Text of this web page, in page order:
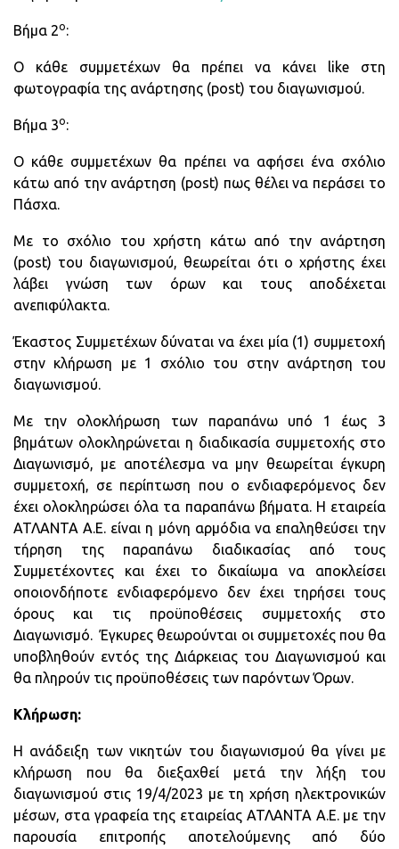
Βήμα 2ο:
Ο κάθε συμμετέχων θα πρέπει να κάνει like στη
φωτογραφία της ανάρτησης (post) του διαγωνισμού.
Βήμα 3ο:
Ο κάθε συμμετέχων θα πρέπει να αφήσει ένα σχόλιο
κάτω από την ανάρτηση (post) πως θέλει να περάσει το
Πάσχα.
Με το σχόλιο του χρήστη κάτω από την ανάρτηση
(post) του διαγωνισμού, θεωρείται ότι ο χρήστης έχει
λάβει γνώση των όρων και τους αποδέχεται
ανεπιφύλακτα.
Έκαστος Συμμετέχων δύναται να έχει μία (1) συμμετοχή
στην κλήρωση με 1 σχόλιο του στην ανάρτηση του
διαγωνισμού.
Με την ολοκλήρωση των παραπάνω υπό 1 έως 3
βημάτων ολοκληρώνεται η διαδικασία συμμετοχής στο
Διαγωνισμό, με αποτέλεσμα να μην θεωρείται έγκυρη
συμμετοχή, σε περίπτωση που ο ενδιαφερόμενος δεν
έχει ολοκληρώσει όλα τα παραπάνω βήματα. Η εταιρεία
ΑΤΛΑΝΤΑ Α.Ε. είναι η μόνη αρμόδια να επαληθεύσει την
τήρηση της παραπάνω διαδικασίας από τους
Συμμετέχοντες και έχει το δικαίωμα να αποκλείσει
οποιονδήποτε ενδιαφερόμενο δεν έχει τηρήσει τους
όρους και τις προϋποθέσεις συμμετοχής στο
Διαγωνισμό. Έγκυρες θεωρούνται οι συμμετοχές που θα
υποβληθούν εντός της Διάρκειας του Διαγωνισμού και
θα πληρούν τις προϋποθέσεις των παρόντων Όρων.
Κλήρωση:
Η ανάδειξη των νικητών του διαγωνισμού θα γίνει με
κλήρωση που θα διεξαχθεί μετά την λήξη του
διαγωνισμού στις 19/4/2023 με τη χρήση ηλεκτρονικών
μέσων, στα γραφεία της εταιρείας ΑΤΛΑΝΤΑ Α.Ε. με την
παρουσία επιτροπής αποτελούμενης από δύο